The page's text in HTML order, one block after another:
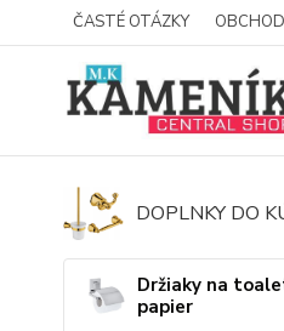
ČASTÉ OTÁZKY
DOPLNKY DO
Držiaky na
papier